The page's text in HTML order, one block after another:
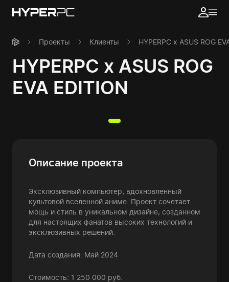
Проекты Клиенты HYPERPC x ASUS ROG
HYPERPC x ASUS ROG
EVA EDITION
Описание проекта
Эксклюзивный компьютер, вдохновленный
культовой вселенной аниме. Проект сочетает
мощь и стиль в уникальном дизайне, созданном
для настоящих фанатов высоких технологий и
эксклюзивных решений.
Дата создания: Май 2024
Стоимость: 1 250 000 руб.